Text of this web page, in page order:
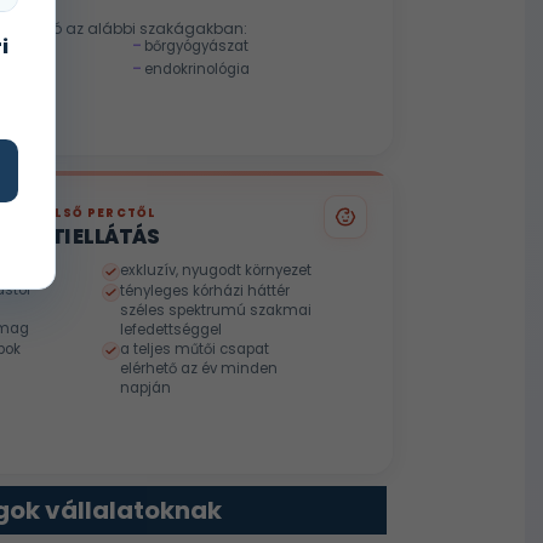
az alábbi szakágakban:
bőrgyógyászat
endokrinológia
AZ ELSŐ PERCTŐL
ELLÁTÁS
exkluzív, nyugodt környezet
tényleges kórházi háttér
széles spektrumú szakmai
lefedettséggel
a teljes műtői csapat
elérhető az év minden
napján
vállalatoknak